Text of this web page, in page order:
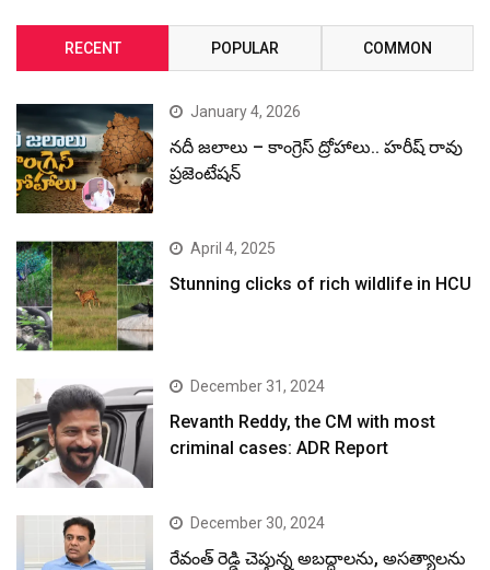
RECENT POPULAR COMMON
January 4, 2026
నదీ జలాలు – కాంగ్రెస్ ద్రోహాలు.. హరీష్ రావు
ప్రజెంటేషన్
April 4, 2025
Stunning clicks of rich wildlife in HCU
December 31, 2024
Revanth Reddy, the CM with most
criminal cases: ADR Report
December 30, 2024
రేవంత్ రెడ్డి చెప్తున్న అబద్ధాలను, అసత్యాలను